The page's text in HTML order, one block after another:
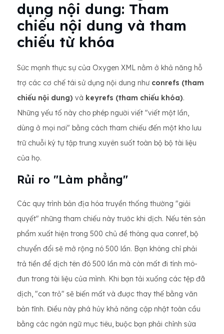
dụng nội dung: Tham
chiếu nội dung và tham
chiếu từ khóa
Sức mạnh thực sự của Oxygen XML nằm ở khả năng hỗ
trợ các cơ chế tái sử dụng nội dung như conrefs (tham
chiếu nội dung) và keyrefs (tham chiếu khóa).
Những yếu tố này cho phép người viết "viết một lần,
dùng ở mọi nơi" bằng cách tham chiếu đến một kho lưu
trữ chuỗi ký tự tập trung xuyên suốt toàn bộ bộ tài liệu
của họ.
Rủi ro "Làm phẳng"
Các quy trình bản địa hóa truyền thống thường "giải
quyết" những tham chiếu này trước khi dịch. Nếu tên sản
phẩm xuất hiện trong 500 chủ đề thông qua conref, bộ
chuyển đổi sẽ mở rộng nó 500 lần. Bạn không chỉ phải
trả tiền để dịch tên đó 500 lần mà còn mất đi tính mô-
đun trong tài liệu của mình. Khi bạn tải xuống các tệp đã
dịch, "con trỏ" sẽ biến mất và được thay thế bằng văn
bản tĩnh. Điều này phá hủy khả năng cập nhật toàn cầu
bằng các ngôn ngữ mục tiêu, buộc bạn phải chỉnh sửa